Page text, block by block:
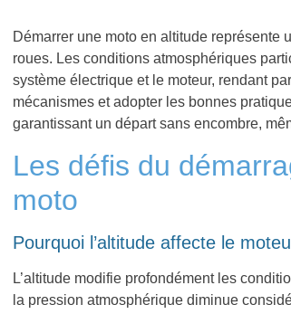
Démarrer une moto en altitude représente
roues. Les conditions atmosphériques
système électrique et le moteur, rendant
mécanismes et adopter les bonnes
garantissant un départ sans encombre,
Les défis du
moto
Pourquoi l’altitude affecte le
L’altitude modifie profondément les
la pression atmosphérique diminue